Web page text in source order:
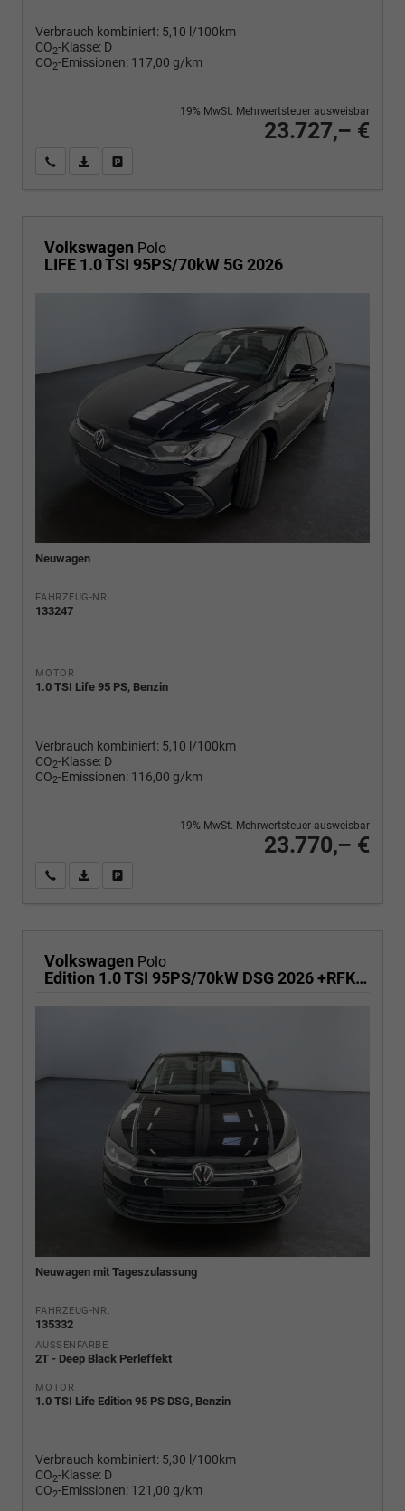
Verbrauch kombiniert: 5,10 l/100km
CO2-Klasse: D
CO2-Emissionen: 117,00 g/km
23.727,– €
19% MwSt. Mehrwertsteuer ausweisbar
Wir rufen Sie anPDF-Fahrzeugexposé drucken
Volkswagen Polo
LIFE 1.0 TSI 95PS/70kW 5G 2026
Neuwagen
FAHRZEUG-NR.
133247
MOTOR
1.0 TSI Life 95 PS, Benzin
Verbrauch kombiniert: 5,10 l/100km
CO2-Klasse: D
CO2-Emissionen: 116,00 g/km
23.770,– €
19% MwSt. Mehrwertsteuer ausweisbar
Wir rufen Sie anPDF-Fahrzeugexposé drucken
Volkswagen Polo
Edition 1.0 TSI 95PS/70kW DSG 2026 +RFK +Getönte Heckscheiben +TravelAssist +LED
Neuwagen mit Tageszulassung
FAHRZEUG-NR.
135332
AUSSENFARBE
2T - Deep Black Perleffekt
MOTOR
1.0 TSI Life Edition 95 PS DSG, Benzin
Verbrauch kombiniert: 5,30 l/100km
CO2-Klasse: D
CO2-Emissionen: 121,00 g/km